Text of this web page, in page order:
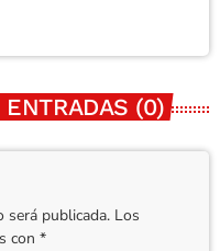
(0)
será publicada. Los
con *